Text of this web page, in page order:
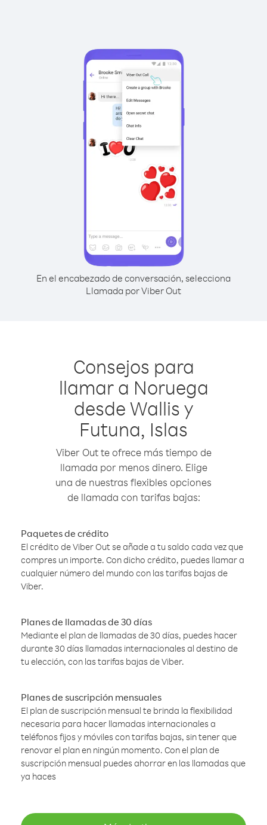
En el encabezado de conversación, selecciona
Llamada por Viber Out
Consejos para
llamar a Noruega
desde Wallis y
Futuna, Islas
Viber Out te ofrece más tiempo de
llamada por menos dinero. Elige
una de nuestras flexibles opciones
de llamada con tarifas bajas:
Paquetes de crédito
El crédito de Viber Out se añade a tu saldo cada vez que
compres un importe. Con dicho crédito, puedes llamar a
cualquier número del mundo con las tarifas bajas de
Viber.
Planes de llamadas de 30 días
Mediante el plan de llamadas de 30 días, puedes hacer
durante 30 días llamadas internacionales al destino de
tu elección, con las tarifas bajas de Viber.
Planes de suscripción mensuales
El plan de suscripción mensual te brinda la flexibilidad
necesaria para hacer llamadas internacionales a
teléfonos fijos y móviles con tarifas bajas, sin tener que
renovar el plan en ningún momento. Con el plan de
suscripción mensual puedes ahorrar en las llamadas que
ya haces